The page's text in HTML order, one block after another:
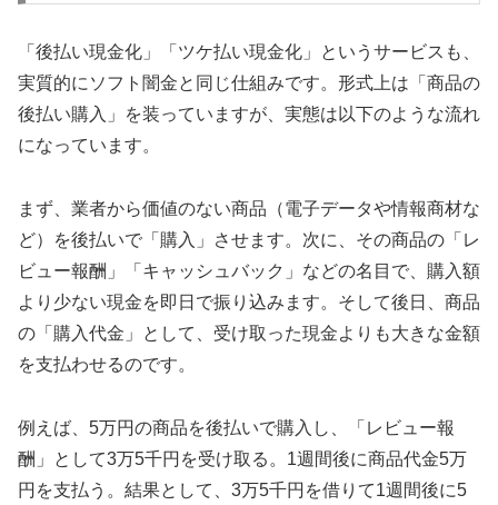
「後払い現金化」「ツケ払い現金化」というサービスも、
実質的にソフト闇金と同じ仕組みです。形式上は「商品の
後払い購入」を装っていますが、実態は以下のような流れ
になっています。
まず、業者から価値のない商品（電子データや情報商材な
ど）を後払いで「購入」させます。次に、その商品の「レ
ビュー報酬」「キャッシュバック」などの名目で、購入額
より少ない現金を即日で振り込みます。そして後日、商品
の「購入代金」として、受け取った現金よりも大きな金額
を支払わせるのです。
例えば、5万円の商品を後払いで購入し、「レビュー報
酬」として3万5千円を受け取る。1週間後に商品代金5万
円を支払う。結果として、3万5千円を借りて1週間後に5